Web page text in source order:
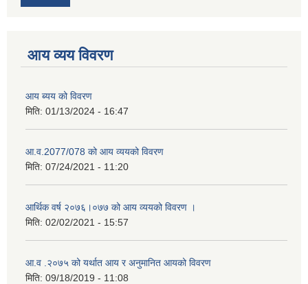
आय व्यय विवरण
आय ब्यय को विवरण
मिति: 01/13/2024 - 16:47
आ.व.2077/078 को आय व्ययको विवरण
मिति: 07/24/2021 - 11:20
आर्थिक वर्ष २०७६।०७७ को आय व्ययको विवरण ।
मिति: 02/02/2021 - 15:57
आ.व .२०७५ को यर्थात आय र अनुमानित आयको विवरण
मिति: 09/18/2019 - 11:08